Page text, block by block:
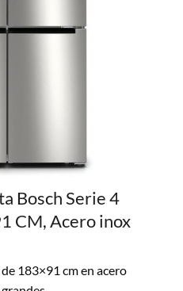
Bosch Serie 4
CM, Acero inox
183×91 cm en acero